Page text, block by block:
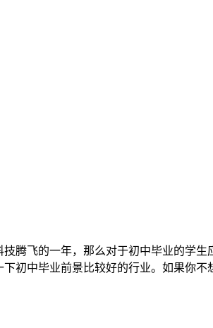
腾飞的一年，那么对于初中毕业的学
初中毕业前景比较好的行业。如果你不